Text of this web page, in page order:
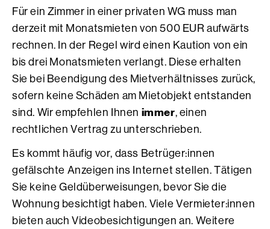
Für ein Zimmer in einer privaten WG muss man
derzeit mit Monatsmieten von 500 EUR aufwärts
rechnen. In der Regel wird einen Kaution von ein
bis drei Monatsmieten verlangt. Diese erhalten
Sie bei Beendigung des Mietverhältnisses zurück,
sofern keine Schäden am Mietobjekt entstanden
sind. Wir empfehlen Ihnen immer, einen
rechtlichen Vertrag zu unterschrieben.
Es kommt häufig vor, dass Betrüger:innen
gefälschte Anzeigen ins Internet stellen. Tätigen
Sie keine Geldüberweisungen, bevor Sie die
Wohnung besichtigt haben. Viele Vermieter:innen
bieten auch Videobesichtigungen an. Weitere